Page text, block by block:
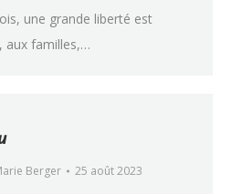
une grande liberté est
aux familles,…
Berger 25 août 2023